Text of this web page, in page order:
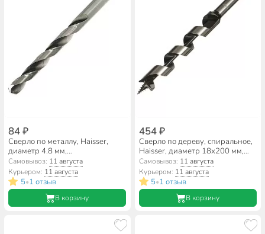
84 ₽
Сверло по металлу, Haisser,
диаметр 4.8 мм,
цилиндрический хвостовик,
HS101044
Самовывоз: 11 августа
Курьером: 11 августа
5•1 отзыв
В корзину
454 ₽
Сверло по дереву, спиральное,
Haisser, диаметр 18х200 мм,
шестигранник, HS103405
Самовывоз: 11 августа
Курьером: 11 августа
5•1 отзыв
В корзину